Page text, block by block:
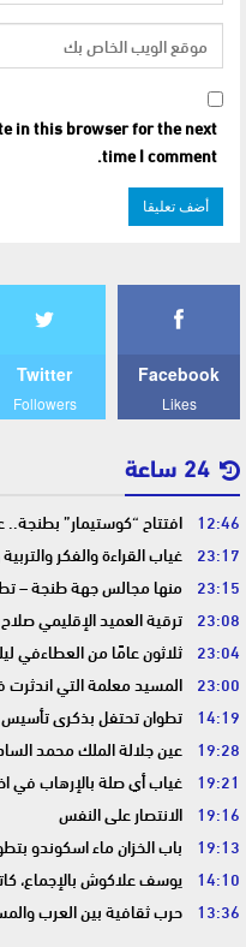
in this browser for the next
time I comment.
Facebook
Likes
Twitter
Followers
12:46 افتتاح “كوستيمار”
23:17 غياب القراءة والفكر
23:15 منها مجالس جهة طنجة –
23:08 ترقية العميد الإقليمي
23:04 ثلاثون عامًا من العطاءفي
23:00 المسيد معلمة التي
14:19 تطوان تحتفل بذكرى تأسيس الامن الوطني… إشادة ب 70
19:28 عين جلالة الملك محمد
19:21 غياب أي صلة بالإرهاب في
19:16 الانتصار على النفس
19:13 باب الخزان ماء اسكوندو
14:10 يوسف علاكوش بالإجماع،
13:36 حرب ثقافية بين العرب